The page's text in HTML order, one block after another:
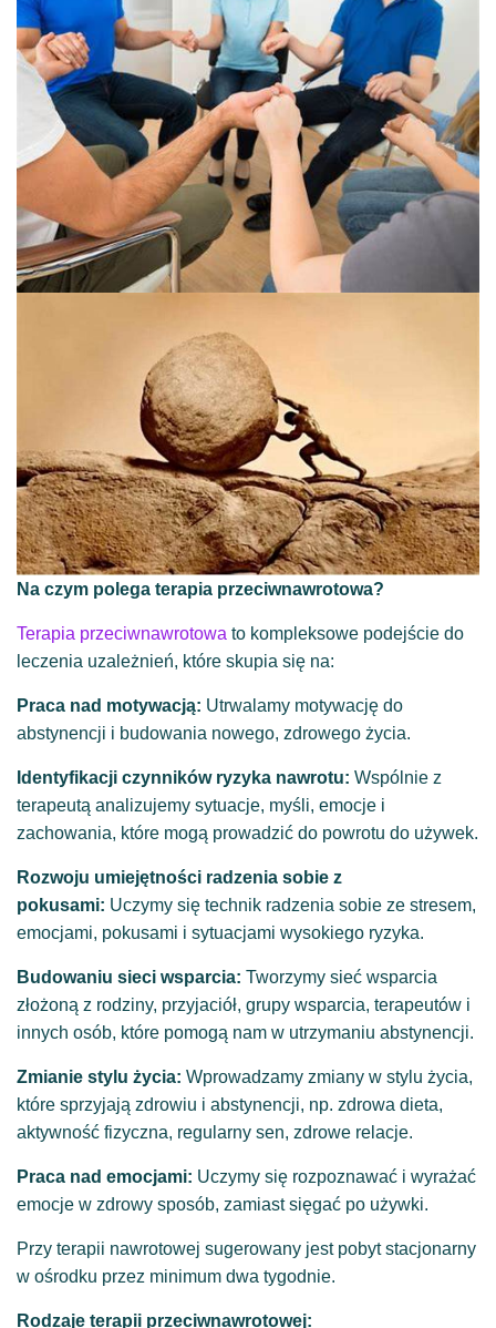
Na czym polega terapia przeciwnawrotowa?
Terapia przeciwnawrotowa to kompleksowe podejście do
leczenia uzależnień, które skupia się na:
Praca nad motywacją: Utrwalamy motywację do
abstynencji i budowania nowego, zdrowego życia.
Identyfikacji czynników ryzyka nawrotu: Wspólnie z
terapeutą analizujemy sytuacje, myśli, emocje i
zachowania, które mogą prowadzić do powrotu do używek.
Rozwoju umiejętności radzenia sobie z
pokusami: Uczymy się technik radzenia sobie ze stresem,
emocjami, pokusami i sytuacjami wysokiego ryzyka.
Budowaniu sieci wsparcia: Tworzymy sieć wsparcia
złożoną z rodziny, przyjaciół, grupy wsparcia, terapeutów i
innych osób, które pomogą nam w utrzymaniu abstynencji.
Zmianie stylu życia: Wprowadzamy zmiany w stylu życia,
które sprzyjają zdrowiu i abstynencji, np. zdrowa dieta,
aktywność fizyczna, regularny sen, zdrowe relacje.
Praca nad emocjami: Uczymy się rozpoznawać i wyrażać
emocje w zdrowy sposób, zamiast sięgać po używki.
Przy terapii nawrotowej sugerowany jest pobyt stacjonarny
w ośrodku przez minimum dwa tygodnie.
Rodzaje terapii przeciwnawrotowej: